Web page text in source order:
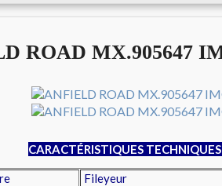
ROAD MX.905647
CARACTÉRISTIQUES
Fileyeur